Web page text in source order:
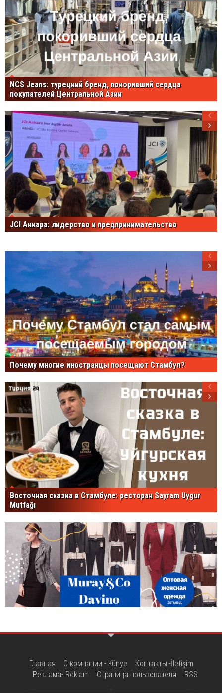
NCS Jeans: турецкий бренд, покоривший сердца
покупателей Центральной Азии
JCI Анкара: лидерство и предпринимательство
Почему многие иностранцы посещают Стамбул?
Восточная сказка в Стамбуле: ресторан Sayram Uygur
Mutfağı
Главная О компании - Künye
Контакты -İletişim
Реклама- Reklam
Страница пользователя RSS